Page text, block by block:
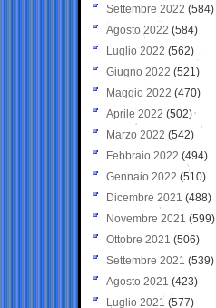
Settembre 2022 (584)
Agosto 2022 (584)
Luglio 2022 (562)
Giugno 2022 (521)
Maggio 2022 (470)
Aprile 2022 (502)
Marzo 2022 (542)
Febbraio 2022 (494)
Gennaio 2022 (510)
Dicembre 2021 (488)
Novembre 2021 (599)
Ottobre 2021 (506)
Settembre 2021 (539)
Agosto 2021 (423)
Luglio 2021 (577)